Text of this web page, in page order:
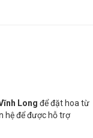
Long để đặt hoa từ
hệ để được hỗ trợ